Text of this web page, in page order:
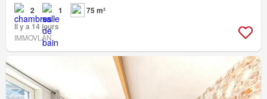
2 1
75 m²
Il y a 14 jours
IMMOVLAN